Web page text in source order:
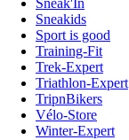
Sneak'In
Sneakids
Sport is good
Training-Fit
Trek-Expert
Triathlon-Expert
TripnBikers
Vélo-Store
Winter-Expert